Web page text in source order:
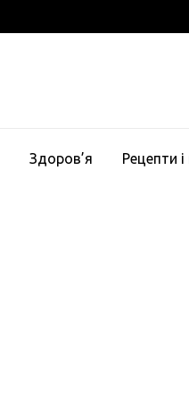
Здоров’я Рецепти